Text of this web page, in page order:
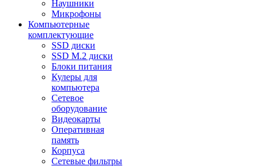
Наушники
Микрофоны
Компьютерные
комплектующие
SSD диски
SSD M.2 диски
Блоки питания
Кулеры для
компьютера
Сетевое
оборудование
Видеокарты
Оперативная
память
Корпуса
Сетевые фильтры